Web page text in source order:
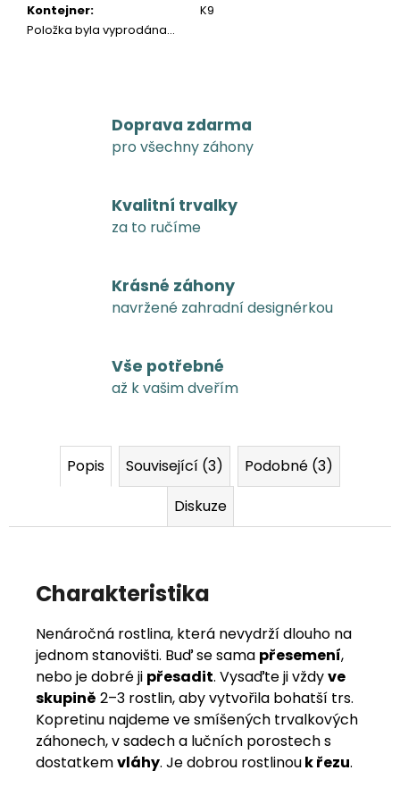
Kontejner:
K9
Položka byla vyprodána…
Doprava zdarma
pro všechny záhony
Kvalitní trvalky
za to ručíme
Krásné záhony
navržené zahradní designérkou
Vše potřebné
až k vašim dveřím
Popis Související (3)
Podobné (3)
Diskuze
Charakteristika
Nenáročná rostlina, která nevydrží dlouho na
jednom stanovišti. Buď se sama přesemení,
nebo je dobré ji přesadit. Vysaďte ji vždyve
skupině 2–3 rostlin, aby vytvořila bohatší trs.
Kopretinu najdeme ve smíšených trvalkových
záhonech, v sadech a lučních porostech s
dostatkemvláhy. Je dobrou rostlinouk řezu.